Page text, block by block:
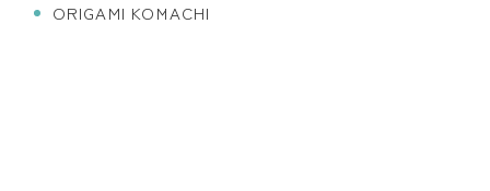
ORIGAMI KOMACHI